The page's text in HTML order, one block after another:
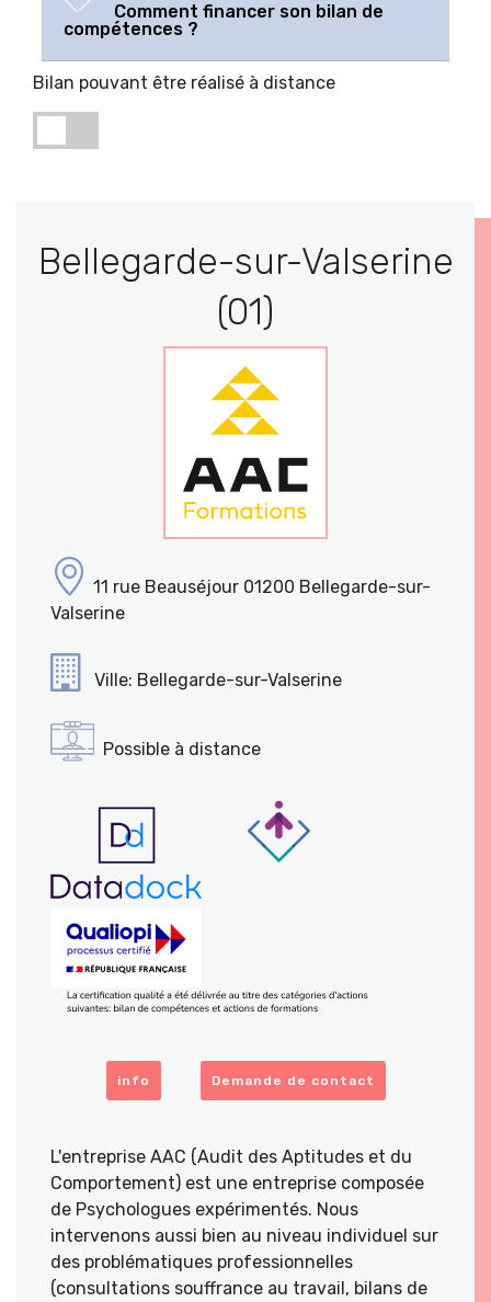
Comment financer son bilan de
compétences ?
Bilan pouvant être réalisé à distance
Bellegarde-sur-Valserine
(01)
11 rue Beauséjour 01200 Bellegarde-sur-
Valserine
Ville: Bellegarde-sur-Valserine
Possible à distance
info Demande de contact
L'entreprise AAC (Audit des Aptitudes et du
Comportement) est une entreprise composée
de Psychologues expérimentés. Nous
intervenons aussi bien au niveau individuel sur
des problématiques professionnelles
(consultations souffrance au travail, bilans de